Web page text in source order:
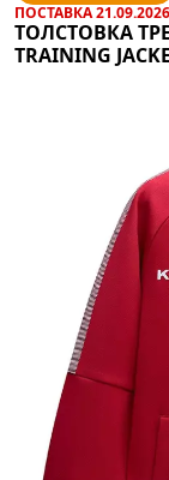
ПОСТАВКА 21.09.2026
ТОЛСТОВКА
TRAINING